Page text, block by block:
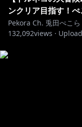
ンクリア目指す！
Pekora Ch. 兎田ぺこら
132,092views ·